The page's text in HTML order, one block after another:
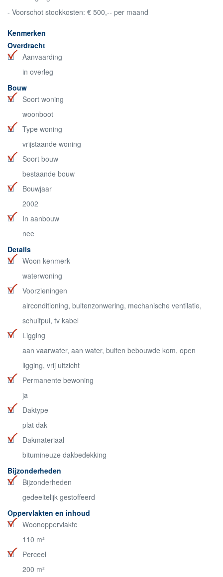
- Voorschot stookkosten: € 500,-- per maand
Kenmerken
Overdracht
Aanvaarding
in overleg
Bouw
Soort woning
woonboot
Type woning
vrijstaande woning
Soort bouw
bestaande bouw
Bouwjaar
2002
In aanbouw
nee
Details
Woon kenmerk
waterwoning
Voorzieningen
airconditioning, buitenzonwering, mechanische ventilatie,
schuifpui, tv kabel
Ligging
aan vaarwater, aan water, buiten bebouwde kom, open
ligging, vrij uitzicht
Permanente bewoning
ja
Daktype
plat dak
Dakmateriaal
bitumineuze dakbedekking
Bijzonderheden
Bijzonderheden
gedeeltelijk gestoffeerd
Oppervlakten en inhoud
Woonoppervlakte
110 m²
Perceel
200 m²